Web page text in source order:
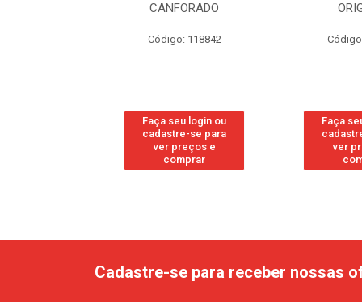
CANFORADO
Código: 118842
Faça seu login ou
cadastre-se para
ver preços e
comprar
Faça
ver
Cadastre-se para receber nossas